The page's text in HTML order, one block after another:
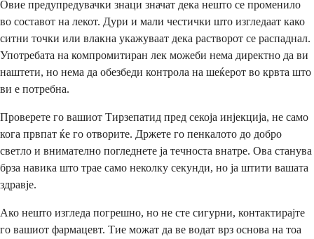
Овие предупредувачки знаци значат дека нешто се променило
во составот на лекот. Дури и мали честички што изгледаат како
ситни точки или влакна укажуваат дека растворот се распаднал.
Употребата на компромитиран лек можеби нема директно да ви
наштети, но нема да обезбеди контрола на шеќерот во крвта што
ви е потребна.
Проверете го вашиот Тирзепатид пред секоја инјекција, не само
кога првпат ќе го отворите. Држете го пенкалото до добро
светло и внимателно погледнете ја течноста внатре. Ова станува
брза навика што трае само неколку секунди, но ја штити вашата
здравје.
Ако нешто изгледа погрешно, но не сте сигурни, контактирајте
го вашиот фармацевт. Тие можат да ве водат врз основа на тоа